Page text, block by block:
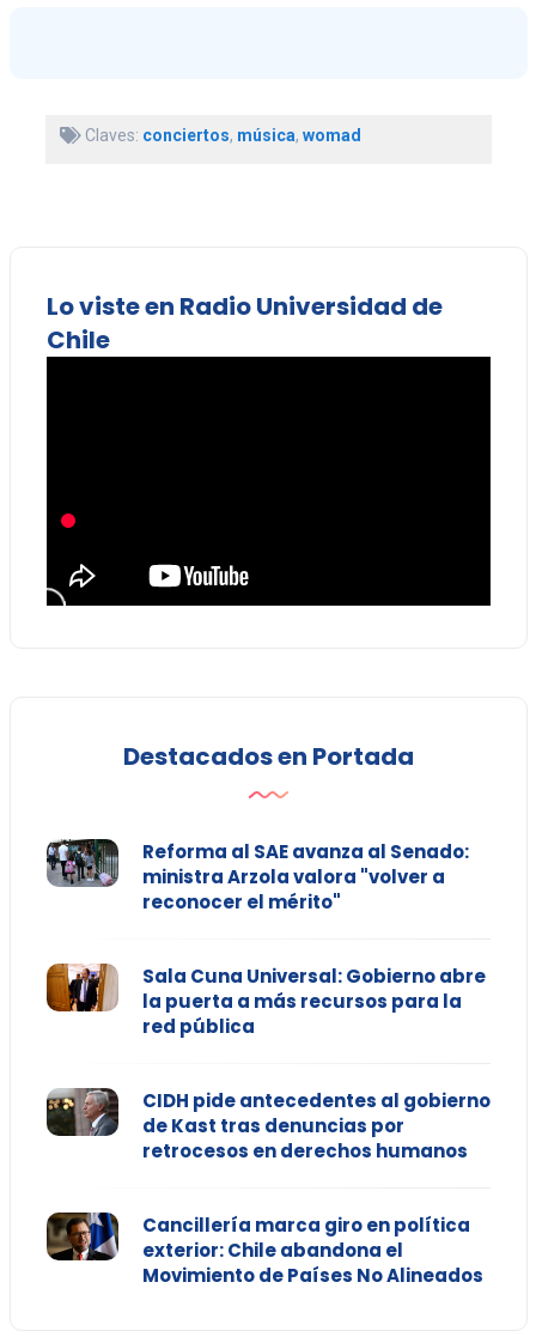
Claves: conciertos, música, womad
Lo viste en Radio Universidad de
Chile
Destacados en Portada
Reforma al SAE avanza al Senado:
ministra Arzola valora "volver a
reconocer el mérito"
Sala Cuna Universal: Gobierno abre
la puerta a más recursos para la
red pública
CIDH pide antecedentes al gobierno
de Kast tras denuncias por
retrocesos en derechos humanos
Cancillería marca giro en política
exterior: Chile abandona el
Movimiento de Países No Alineados